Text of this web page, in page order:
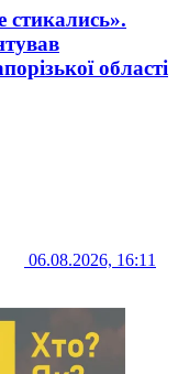
стикались».
області
06.08.2026, 16:11